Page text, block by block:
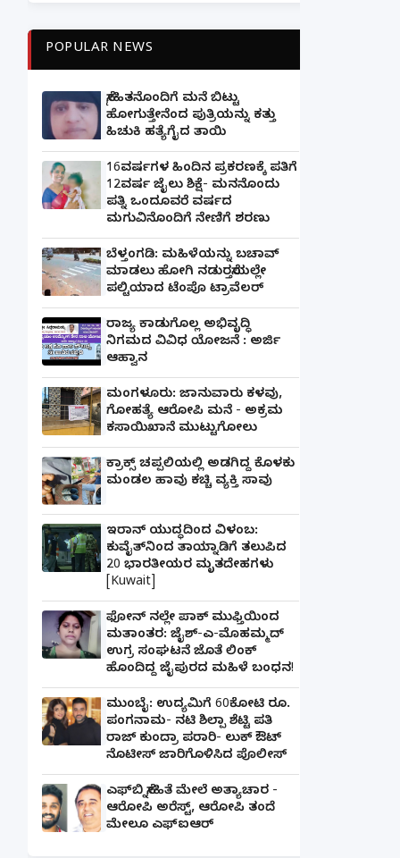
POPULAR NEWS
ಸ್ನೇಹಿತನೊಂದಿಗೆ ಮನೆ ಬಿಟ್ಟು
ಹೋಗುತ್ತೇನೆಂದ ಪುತ್ರಿಯನ್ನು ಕತ್ತು
ಹಿಚುಕಿ ಹತ್ಯೆಗೈದ ತಾಯಿ
16ವರ್ಷಗಳ ಹಿಂದಿನ ಪ್ರಕರಣಕ್ಕೆ ಪತಿಗೆ
12ವರ್ಷ ಜೈಲು ಶಿಕ್ಷೆ- ಮನನೊಂದು
ಪತ್ನಿ ಒಂದೂವರೆ ವರ್ಷದ
ಮಗುವಿನೊಂದಿಗೆ ನೇಣಿಗೆ ಶರಣು
ಬೆಳ್ತಂಗಡಿ: ಮಹಿಳೆಯನ್ನು ಬಚಾವ್
ಮಾಡಲು ಹೋಗಿ ನಡುರಸ್ತೆಯಲ್ಲೇ
ಪಲ್ಟಿಯಾದ ಟೆಂಪೊ ಟ್ರಾವೆಲರ್
ರಾಜ್ಯ ಕಾಡುಗೊಲ್ಲ ಅಭಿವೃದ್ಧಿ
ನಿಗಮದ ವಿವಿಧ ಯೋಜನೆ : ಅರ್ಜಿ
ಆಹ್ವಾನ
ಮಂಗಳೂರು: ಜಾನುವಾರು ಕಳವು,
ಗೋಹತ್ಯೆ ಆರೋಪಿ ಮನೆ - ಅಕ್ರಮ
ಕಸಾಯಿಖಾನೆ ಮುಟ್ಟುಗೋಲು
ಕ್ರಾಕ್ಸ್ ಚಪ್ಪಲಿಯಲ್ಲಿ ಅಡಗಿದ್ದ ಕೊಳಕು
ಮಂಡಲ ಹಾವು ಕಚ್ಚಿ ವ್ಯಕ್ತಿ ಸಾವು
ಇರಾನ್ ಯುದ್ಧದಿಂದ ವಿಳಂಬ:
ಕುವೈತ್‌ನಿಂದ ತಾಯ್ನಾಡಿಗೆ ತಲುಪಿದ
20 ಭಾರತೀಯರ ಮೃತದೇಹಗಳು
[Kuwait]
ಫೋನ್ ನಲ್ಲೇ ಪಾಕ್ ಮುಫ್ತಿಯಿಂದ
ಮತಾಂತರ: ಜೈಶ್-ಎ-ಮೊಹಮ್ಮದ್
ಉಗ್ರ ಸಂಘಟನೆ ಜೊತೆ ಲಿಂಕ್
ಹೊಂದಿದ್ದ ಜೈಪುರದ ಮಹಿಳೆ ಬಂಧನ!
ಮುಂಬೈ: ಉದ್ಯಮಿಗೆ 60ಕೋಟಿ ರೂ.
ಪಂಗನಾಮ- ನಟಿ ಶಿಲ್ಪಾ ಶೆಟ್ಟಿ ಪತಿ
ರಾಜ್ ಕುಂದ್ರಾ ಪರಾರಿ- ಲುಕ್ ಔಟ್
ನೊಟೀಸ್ ಜಾರಿಗೊಳಿಸಿದ ಪೊಲೀಸ್
ಎಫ್‌ಬಿ ಸ್ನೇಹಿತೆ ಮೇಲೆ ಅತ್ಯಾಚಾರ -
ಆರೋಪಿ ಅರೆಸ್ಟ್, ಆರೋಪಿ ತಂದೆ
ಮೇಲೂ ಎಫ್ಐಆರ್